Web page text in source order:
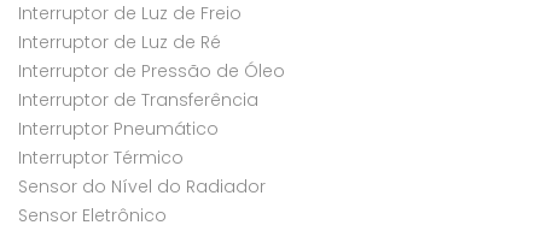
Interruptor de Luz de Freio
Interruptor de Luz de Ré
Interruptor de Pressão de Óleo
Interruptor de Transferência
Interruptor Pneumático
Interruptor Térmico
Sensor do Nível do Radiador
Sensor Eletrônico